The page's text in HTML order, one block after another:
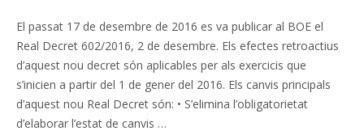
El passat 17 de desembre de 2016 es va publicar al BOE el
Real Decret 602/2016, 2 de desembre. Els efectes retroactius
d’aquest nou decret són aplicables per als exercicis que
s’inicien a partir del 1 de gener del 2016. Els canvis principals
d’aquest nou Real Decret són: • S’elimina l’obligatorietat
d’elaborar l’estat de canvis …